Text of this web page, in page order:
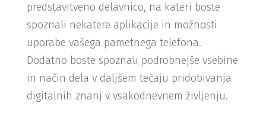
predstavitveno delavnico, na kateri boste
spoznali nekatere aplikacije in možnosti
uporabe vašega pametnega telefona.
Dodatno boste spoznali podrobnejše vsebine
in način dela v daljšem tečaju pridobivanja
digitalnih znanj v vsakodnevnem življenju.